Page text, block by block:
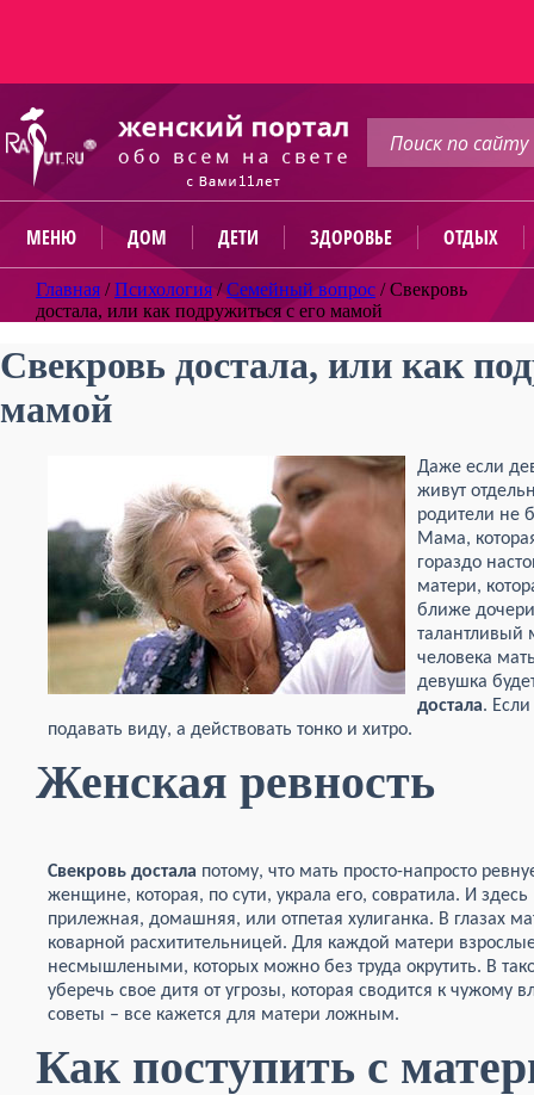
МЕНЮ ДОМ ДЕТИ ЗДОРОВЬЕ ОТДЫХ
Главная /Психология/Семейный вопрос /Свекровь
достала, или как подружиться с его мамой
Свекровь достала, или как
мамой
Даже если
живут
родители не
Мама,
гораздо
матери,
ближе
талантливый
человека
девушка
достала.
подавать виду, а действовать тонко и хитро.
Женская ревность
Свекровь достала потому, что мать просто-напросто
женщине, которая, по сути, украла его, совратила. И
прилежная, домашняя, или отпетая хулиганка. В глазах
коварной расхитительницей. Для каждой матери
несмышлеными, которых можно без труда окрутить. В
уберечь свое дитя от угрозы, которая сводится к
советы – все кажется для матери ложным.
Как поступить с